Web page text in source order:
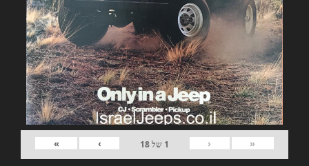
«
‹
1 של18
›
»